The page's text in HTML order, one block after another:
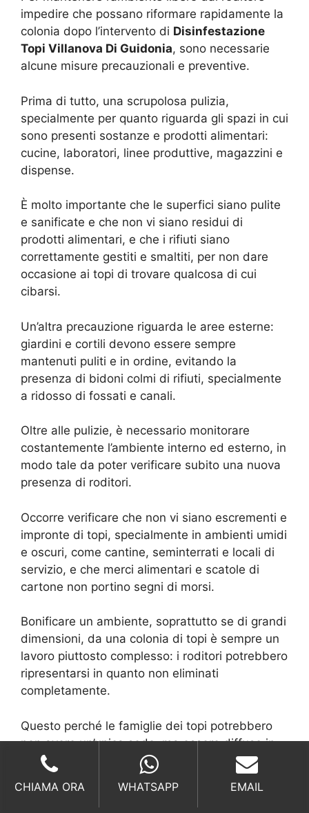
impedire che possano riformare rapidamente la
colonia dopo l’intervento di Disinfestazione
Topi Villanova Di Guidonia, sono necessarie
alcune misure precauzionali e preventive.
Prima di tutto, una scrupolosa pulizia,
specialmente per quanto riguarda gli spazi in cui
sono presenti sostanze e prodotti alimentari:
cucine, laboratori, linee produttive, magazzini e
dispense.
È molto importante che le superfici siano pulite
e sanificate e che non vi siano residui di
prodotti alimentari, e che i rifiuti siano
correttamente gestiti e smaltiti, per non dare
occasione ai topi di trovare qualcosa di cui
cibarsi.
Un’altra precauzione riguarda le aree esterne:
giardini e cortili devono essere sempre
mantenuti puliti e in ordine, evitando la
presenza di bidoni colmi di rifiuti, specialmente
a ridosso di fossati e canali.
Oltre alle pulizie, è necessario monitorare
costantemente l’ambiente interno ed esterno, in
modo tale da poter verificare subito una nuova
presenza di roditori.
Occorre verificare che non vi siano escrementi e
impronte di topi, specialmente in ambienti umidi
e oscuri, come cantine, seminterrati e locali di
servizio, e che merci alimentari e scatole di
cartone non portino segni di morsi.
Bonificare un ambiente, soprattutto se di grandi
dimensioni, da una colonia di topi è sempre un
lavoro piuttosto complesso: i roditori potrebbero
ripresentarsi in quanto non eliminati
completamente.
Questo perché le famiglie dei topi potrebbero
non avere un’unica sede, ma essere diffuse in
più parti di una struttura.
CHIAMA ORA
WHATSAPP EMAIL